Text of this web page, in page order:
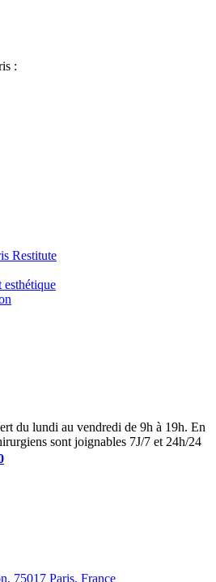
:
Restitute
du lundi au vendredi de 9h à 19h. En
sont joignables 7J/7 et 24h/24
75017 Paris, France